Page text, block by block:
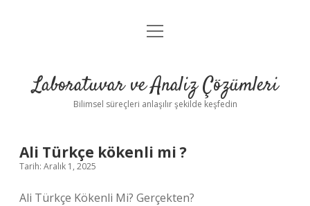
Anasayfa
Yasal Uyarı
menüyü
Laboratuvar ve Analiz Çözümleri
Bilimsel süreçleri anlaşılır şekilde keşfedin
Ali Türkçe kökenli mi ?
Tarih: Aralık 1, 2025
Ali Türkçe Kökenli Mi? Gerçekten?